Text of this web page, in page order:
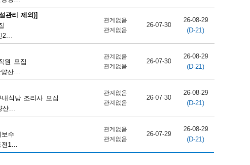
관리 제외)]
충청북도 단양군 단양읍 상진2로 17
관계없음
관계없음
26-07-30
26-08-29
(D-21)
원 모집
충청북도 단양군 매포읍 단양산업단지2로 102
관계없음
관계없음
26-07-30
26-08-29
(D-21)
식당 조리사 모집
충청북도 단양군 매포읍 단양산업단지1로 166
관계없음
관계없음
26-07-30
26-08-29
(D-21)
수
관계없음
관계없음
26-07-29
26-08-29
(D-21)